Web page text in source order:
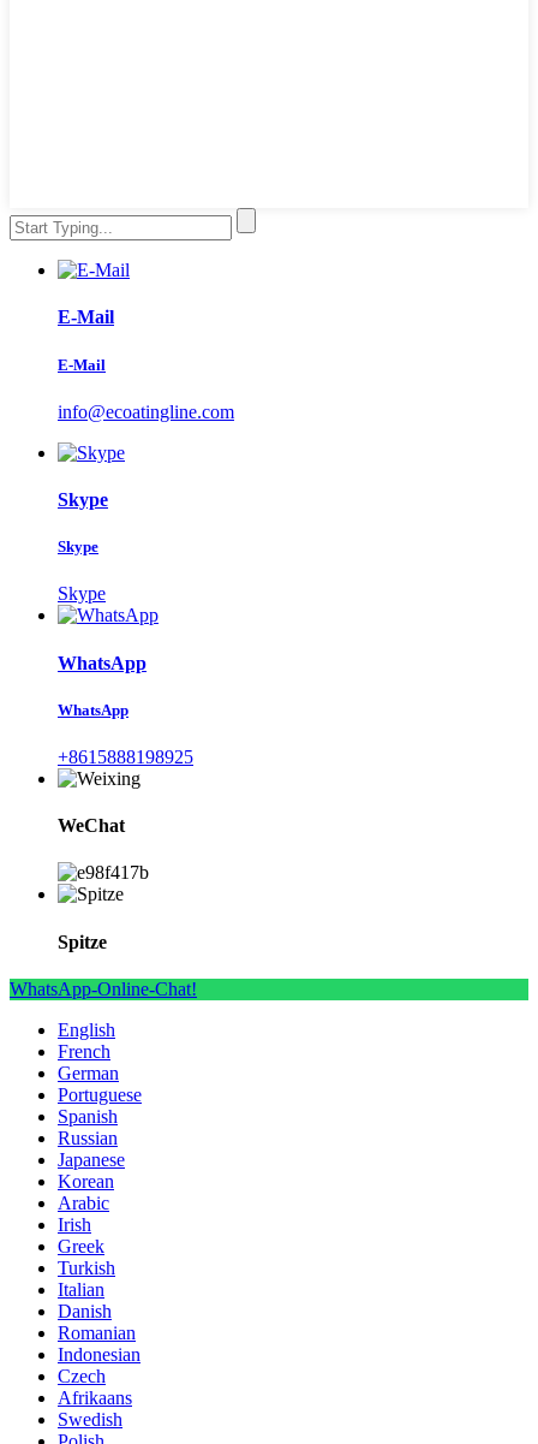
E-Mail
E-Mail
info@ecoatingline.com
Skype
Skype
Skype
WhatsApp
WhatsApp
+8615888198925
WeChat
Spitze
WhatsApp-Online-Chat!
English
French
German
Portuguese
Spanish
Russian
Japanese
Korean
Arabic
Irish
Greek
Turkish
Italian
Danish
Romanian
Indonesian
Czech
Afrikaans
Swedish